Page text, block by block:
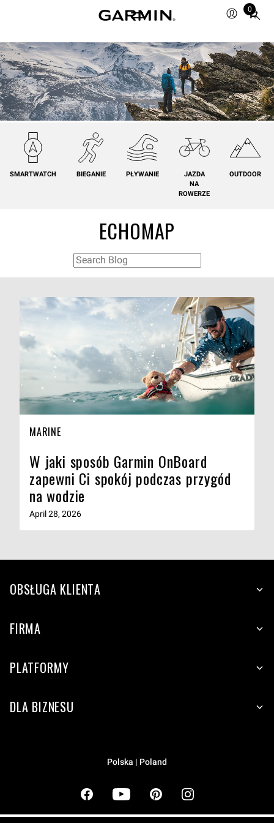
0
Total
in
cart:
0
SMARTWATCH BIEGANIE PŁYWANIE
JAZDA
NA
ROWERZE
OUTDOOR
ECHOMAP
MARINE
W jaki sposób Garmin OnBoard
zapewni Ci spokój podczas przygód
na wodzie
April 28, 2026
OBSŁUGA KLIENTA
FIRMA
PLATFORMY
DLA BIZNESU
Polska | Poland